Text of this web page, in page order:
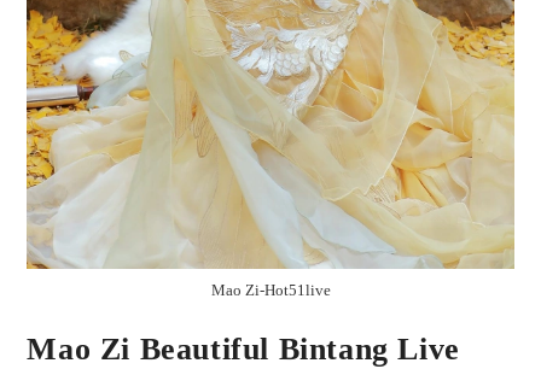
Mao Zi-Hot51live
Mao Zi Beautiful Bintang Live